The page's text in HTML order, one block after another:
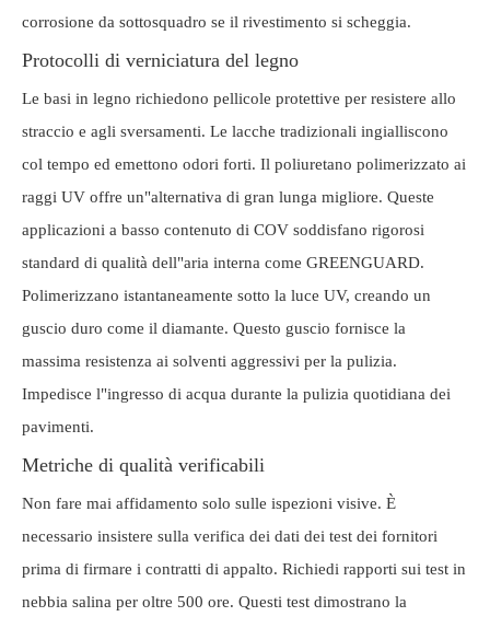
corrosione da sottosquadro se il rivestimento si scheggia.
Protocolli di verniciatura del legno
Le basi in legno richiedono pellicole protettive per resistere allo
straccio e agli sversamenti. Le lacche tradizionali ingialliscono
col tempo ed emettono odori forti. Il poliuretano polimerizzato ai
raggi UV offre un"alternativa di gran lunga migliore. Queste
applicazioni a basso contenuto di COV soddisfano rigorosi
standard di qualità dell"aria interna come GREENGUARD.
Polimerizzano istantaneamente sotto la luce UV, creando un
guscio duro come il diamante. Questo guscio fornisce la
massima resistenza ai solventi aggressivi per la pulizia.
Impedisce l"ingresso di acqua durante la pulizia quotidiana dei
pavimenti.
Metriche di qualità verificabili
Non fare mai affidamento solo sulle ispezioni visive. È
necessario insistere sulla verifica dei dati dei test dei fornitori
prima di firmare i contratti di appalto. Richiedi rapporti sui test in
nebbia salina per oltre 500 ore. Questi test dimostrano la